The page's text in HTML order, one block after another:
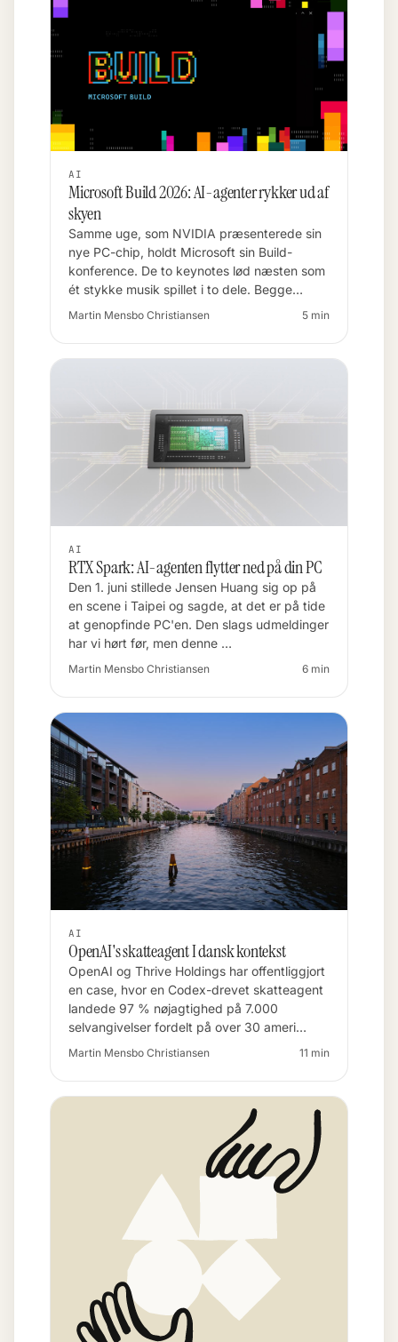
AI
Microsoft Build 2026: AI-agenter rykker ud af
skyen
Samme uge, som NVIDIA præsenterede sin
nye PC-chip, holdt Microsoft sin Build-
konference. De to keynotes lød næsten som
ét stykke musik spillet i to dele. Begge…
Martin Mensbo Christiansen 5 min
AI
RTX Spark: AI-agenten flytter ned på din PC
Den 1. juni stillede Jensen Huang sig op på
en scene i Taipei og sagde, at det er på tide
at genopfinde PC'en. Den slags udmeldinger
har vi hørt før, men denne …
Martin Mensbo Christiansen 6 min
AI
OpenAI's skatteagent I dansk kontekst
OpenAI og Thrive Holdings har offentliggjort
en case, hvor en Codex-drevet skatteagent
landede 97 % nøjagtighed på 7.000
selvangivelser fordelt på over 30 ameri…
Martin Mensbo Christiansen 11 min